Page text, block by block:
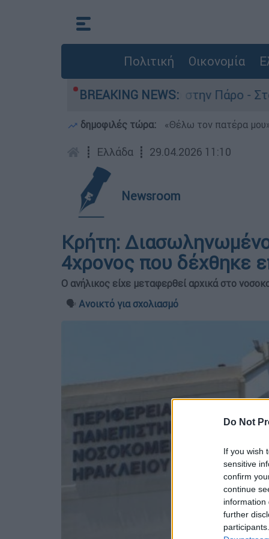
Do Not
If you wish
sensitive
confirm
continue
information
further
Πολιτική Οικονομία
BREAKING NEWS:
τον θάνατο του 4χρονου στην Πάρο - Στο
δημοφιλές τώρα: «Θέλω τον πατέρα
┋ Ελλάδα ┋ 29.04.2026 11:10
Newsroom
Κρήτη:
4χρονος που δέχθηκε
Ο ανήλικος είχε μεταφερθεί αρχικά στο
🗣️ Ανοικτό για σχολιασμό